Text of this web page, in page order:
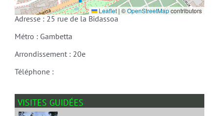
Leaflet | ©OpenStreetMapcontributors
Adresse : 25 rue de la Bidassoa
Métro : Gambetta
Arrondissement : 20e
Téléphone :
VISITES GUIDÉES